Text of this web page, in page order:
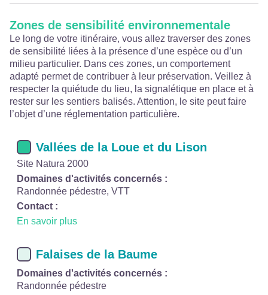
Zones de sensibilité environnementale
Le long de votre itinéraire, vous allez traverser des zones
de sensibilité liées à la présence d’une espèce ou d’un
milieu particulier. Dans ces zones, un comportement
adapté permet de contribuer à leur préservation. Veillez à
respecter la quiétude du lieu, la signalétique en place et à
rester sur les sentiers balisés. Attention, le site peut faire
l’objet d’une réglementation particulière.
Vallées de la Loue et du Lison
Site Natura 2000
Domaines d'activités concernés :
Randonnée pédestre, VTT
Contact :
En savoir plus
Falaises de la Baume
Domaines d'activités concernés :
Randonnée pédestre